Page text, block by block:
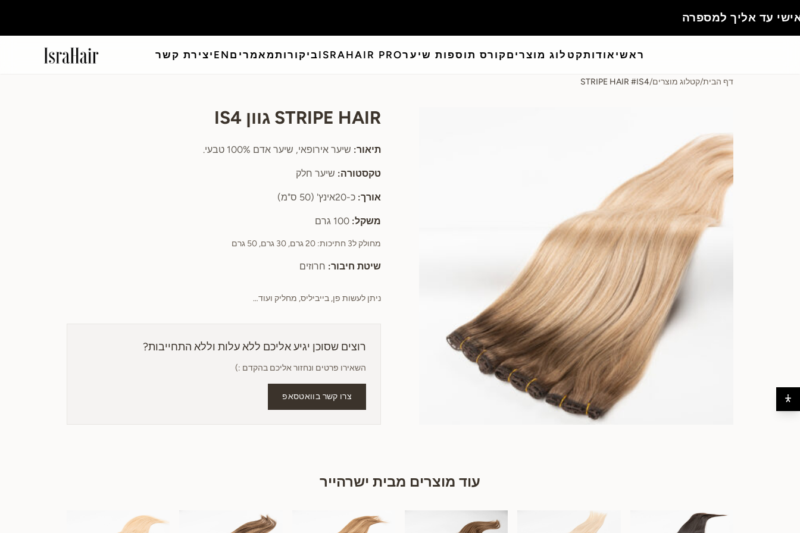
ראשי אודותקטלוג מוצריםקורס תוספות שיערISRAHAIR PROביקורותמאמרים EN יצירת קשר
דף הבית/קטלוג מוצרים/
STRIPE HAIR #IS4
STRIPE HAIR גוון IS4
תיאור: שיער אירופאי, שיער אדם 100% טבעי.
טקסטורה: שיער חלק
אורך: כ-20אינץ' (50 ס"מ)
משקל: 100 גרם
מחולק ל3 חתיכות: 20 גרם, 30 גרם, 50 גרם
שיטת חיבור: חרוזים
ניתן לעשות פן, בייביליס, מחליק ועוד…
רוצים שסוכן יגיע אליכם ללא עלות וללא התחייבות?
השאירו פרטים ונחזור אליכם בהקדם :)
צרו קשר בוואטסאפ
עוד מוצרים מבית ישרהייר